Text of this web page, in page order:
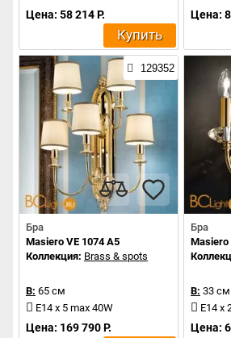
Цена: 58 214 Р.
Купить
Цена:
129352
Бра
Masiero VE 1074 A5
Коллекция: Brass & spots
В: 65 см
E14 x 5 max 40W
Цена: 169 790 Р.
Бра
Masiero
В: 33 см
E14 x
Цена: